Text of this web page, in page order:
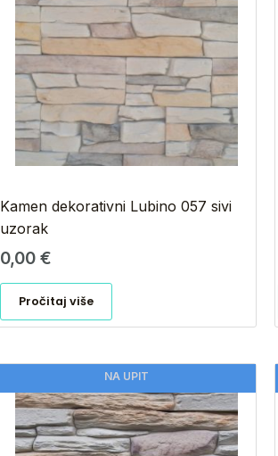
Kamen dekorativni Lubino 057 sivi
uzorak
0,00€
Pročitaj više
NA UPIT